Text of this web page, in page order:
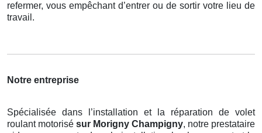
refermer, vous empêchant d’entrer ou de sortir votre lieu de
travail.
Notre entreprise
Spécialisée dans l’installation et la réparation de volet
roulant motorisé sur Morigny Champigny, notre prestataire